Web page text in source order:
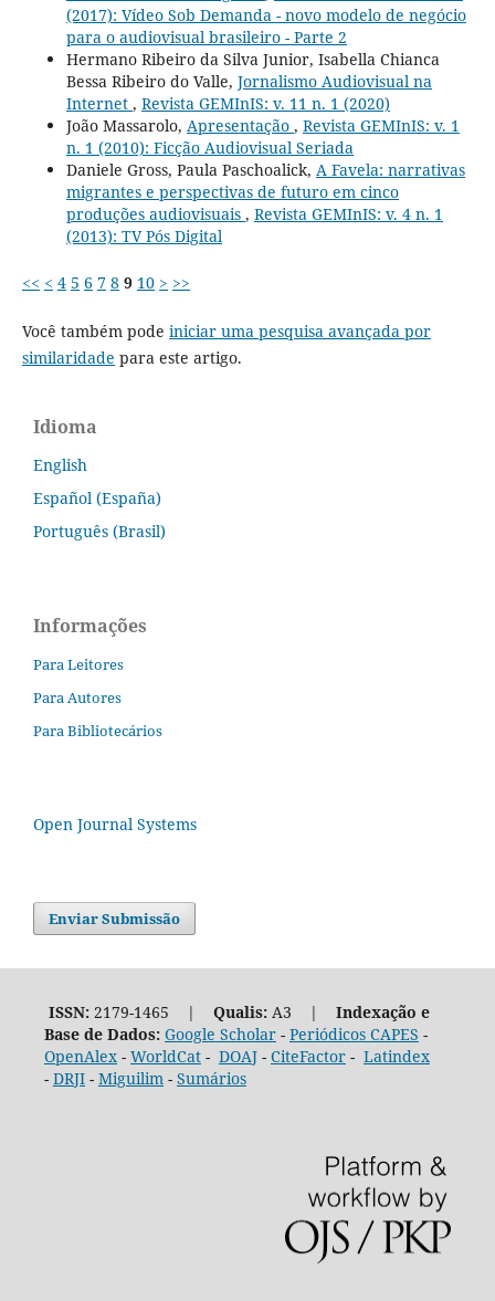
(2017): Vídeo Sob Demanda - novo modelo de negócio
para o audiovisual brasileiro - Parte 2
Hermano Ribeiro da Silva Junior, Isabella Chianca
Bessa Ribeiro do Valle, Jornalismo Audiovisual na
Internet , Revista GEMInIS: v. 11 n. 1 (2020)
João Massarolo, Apresentação , Revista GEMInIS: v. 1
n. 1 (2010): Ficção Audiovisual Seriada
Daniele Gross, Paula Paschoalick, A Favela: narrativas
migrantes e perspectivas de futuro em cinco
produções audiovisuais , Revista GEMInIS: v. 4 n. 1
(2013): TV Pós Digital
<< < 4 5 6 7 8 9 10 > >>
Você também pode iniciar uma pesquisa avançada por
similaridade para este artigo.
Idioma
English
Español (España)
Português (Brasil)
Informações
Para Leitores
Para Autores
Para Bibliotecários
Open Journal Systems
Enviar Submissão
ISSN:2179-1465 | Qualis:A3 | Indexação e
Base de Dados: Google Scholar- Periódicos CAPES -
OpenAlex- WorldCat- DOAJ- CiteFactor- Latindex
- DRJI- Miguilim - Sumários